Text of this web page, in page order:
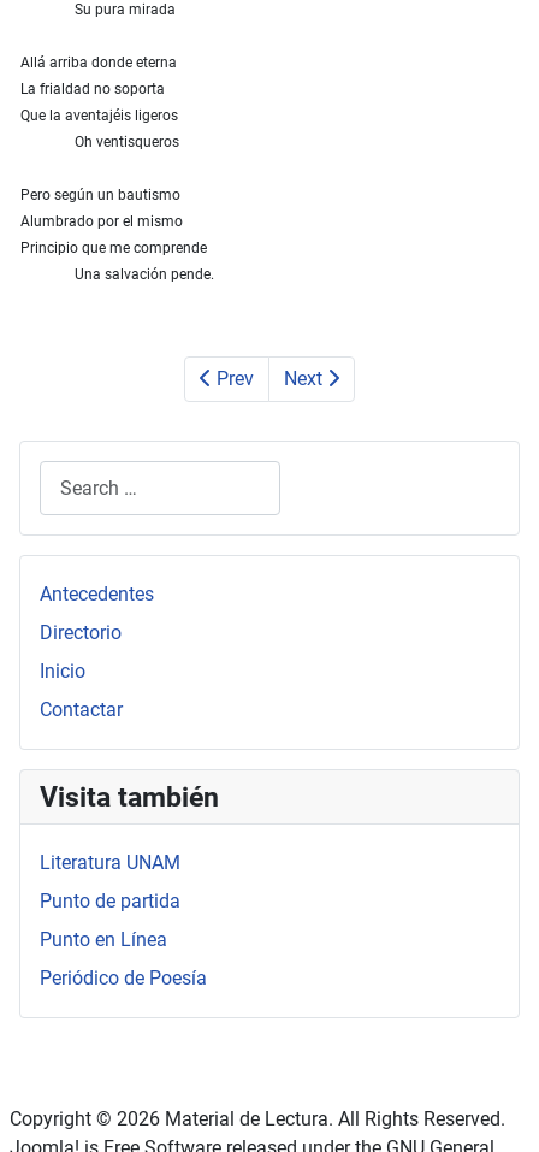
Su pura mirada
Allá arriba donde eterna
La frialdad no soporta
Que la aventajéis ligeros
Oh ventisqueros
Pero según un bautismo
Alumbrado por el mismo
Principio que me comprende
Una salvación pende.
Prev Next
Antecedentes
Directorio
Inicio
Contactar
Visita también
Literatura UNAM
Punto de partida
Punto en Línea
Periódico de Poesía
Copyright © 2026 Material de Lectura. All Rights Reserved.